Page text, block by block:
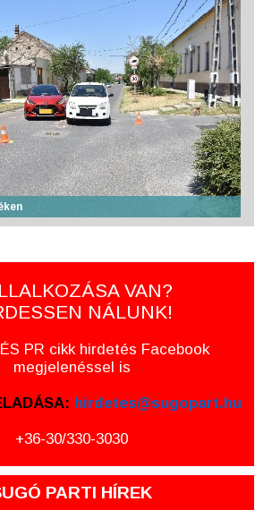
VAN?
NÁLUNK!
PR cikk hirdetés Facebook
megjelenéssel is
hirdetes@sugopart.hu
+36-30/330-3030
PARTI HÍREK